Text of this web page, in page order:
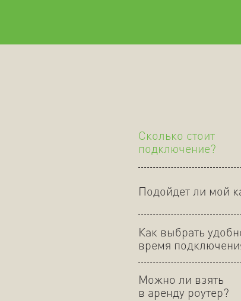
Сколько стоит
подключение?
Подойдет ли мой
Как выбрать
время
Можно ли взять
в аренду роутер?